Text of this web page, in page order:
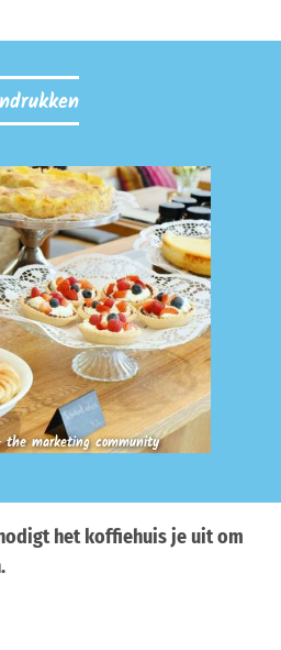
marketing community
het koffiehuis je uit om